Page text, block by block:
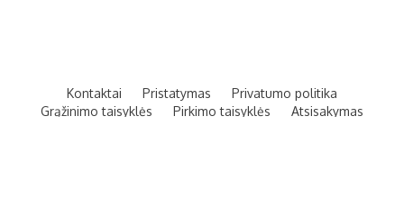
Kontaktai Pristatymas
Privatumo politika
Grąžinimo taisyklės
Pirkimo taisyklės Atsisakymas